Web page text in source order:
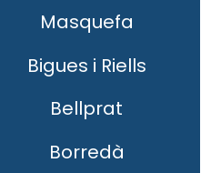
Masquefa
Bigues i Riells
Bellprat
Borredà